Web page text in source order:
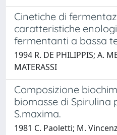
Cinetiche di
caratteristiche
fermentanti a bassa
1994 R. DE PHILIPPIS; A.
MATERASSI
Composizione
biomasse di Spirulina
S.maxima.
1981 C. Paoletti; M.